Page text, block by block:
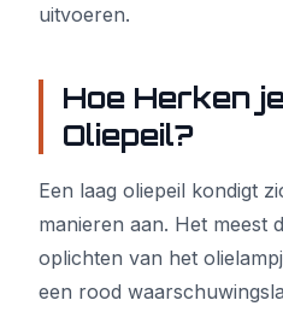
uitvoeren.
Hoe Herken
Oliepeil?
Een laag oliepeil kondigt
manieren aan. Het meest
oplichten van het
een rood